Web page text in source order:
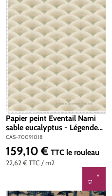
Papier peint Eventail Nami
sable eucalyptus - Légendes
de Casamance | Réf. CAS-
70091018
CAS-70091018
22,62 €TTC / m2
Prix régulier :
159,10 € TTC le rouleau